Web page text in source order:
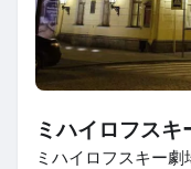
ミハイロフスキ
ミハイロフスキー